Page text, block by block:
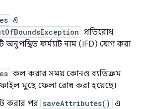
এ
প্রতিরোধ
ফর্ম্যাট নাম (IFD) যোগ করা
কল করার সময় কোনও ব্যতিক্রম
মুছে ফেলা রোধ করা হয়েছে।
করার পর saveAttributes() এ